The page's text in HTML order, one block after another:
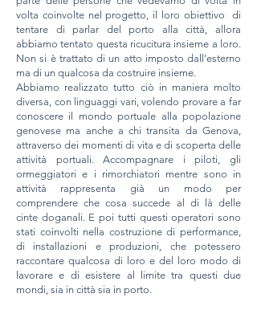
volta coinvolte nel progetto, il loro obiettivo di
tentare di parlar del porto alla città, allora
abbiamo tentato questa ricucitura insieme a loro.
Non si è trattato di un atto imposto dall’esterno
ma di un qualcosa da costruire insieme.
Abbiamo realizzato tutto ciò in maniera molto
diversa, con linguaggi vari, volendo provare a far
conoscere il mondo portuale alla popolazione
genovese ma anche a chi transita da Genova,
attraverso dei momenti di vita e di scoperta delle
attività portuali. Accompagnare i piloti, gli
ormeggiatori e i rimorchiatori mentre sono in
attività rappresenta già un modo per
comprendere che cosa succede al di là delle
cinte doganali. E poi tutti questi operatori sono
stati coinvolti nella costruzione di performance,
di installazioni e produzioni, che potessero
raccontare qualcosa di loro e del loro modo di
lavorare e di esistere al limite tra questi due
mondi, sia in città sia in porto.